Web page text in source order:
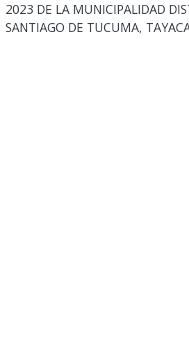
2023 DE LA MUNICIPALIDAD
SANTIAGO DE TUCUMA,